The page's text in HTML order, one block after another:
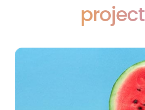
project